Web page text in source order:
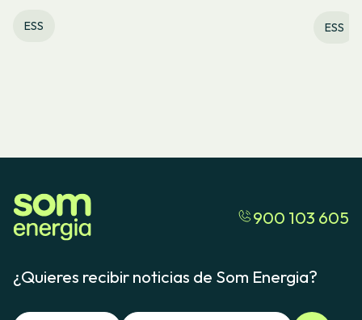
ESS ESS
900 103 605
¿Quieres recibir noticias de Som Energia?